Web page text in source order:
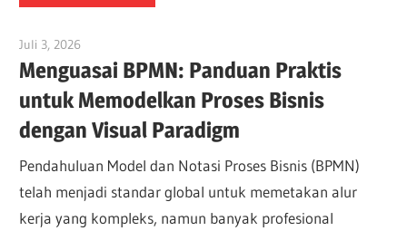
Juli 3, 2026
Menguasai BPMN: Panduan Praktis
untuk Memodelkan Proses Bisnis
dengan Visual Paradigm
Pendahuluan Model dan Notasi Proses Bisnis (BPMN)
telah menjadi standar global untuk memetakan alur
kerja yang kompleks, namun banyak profesional